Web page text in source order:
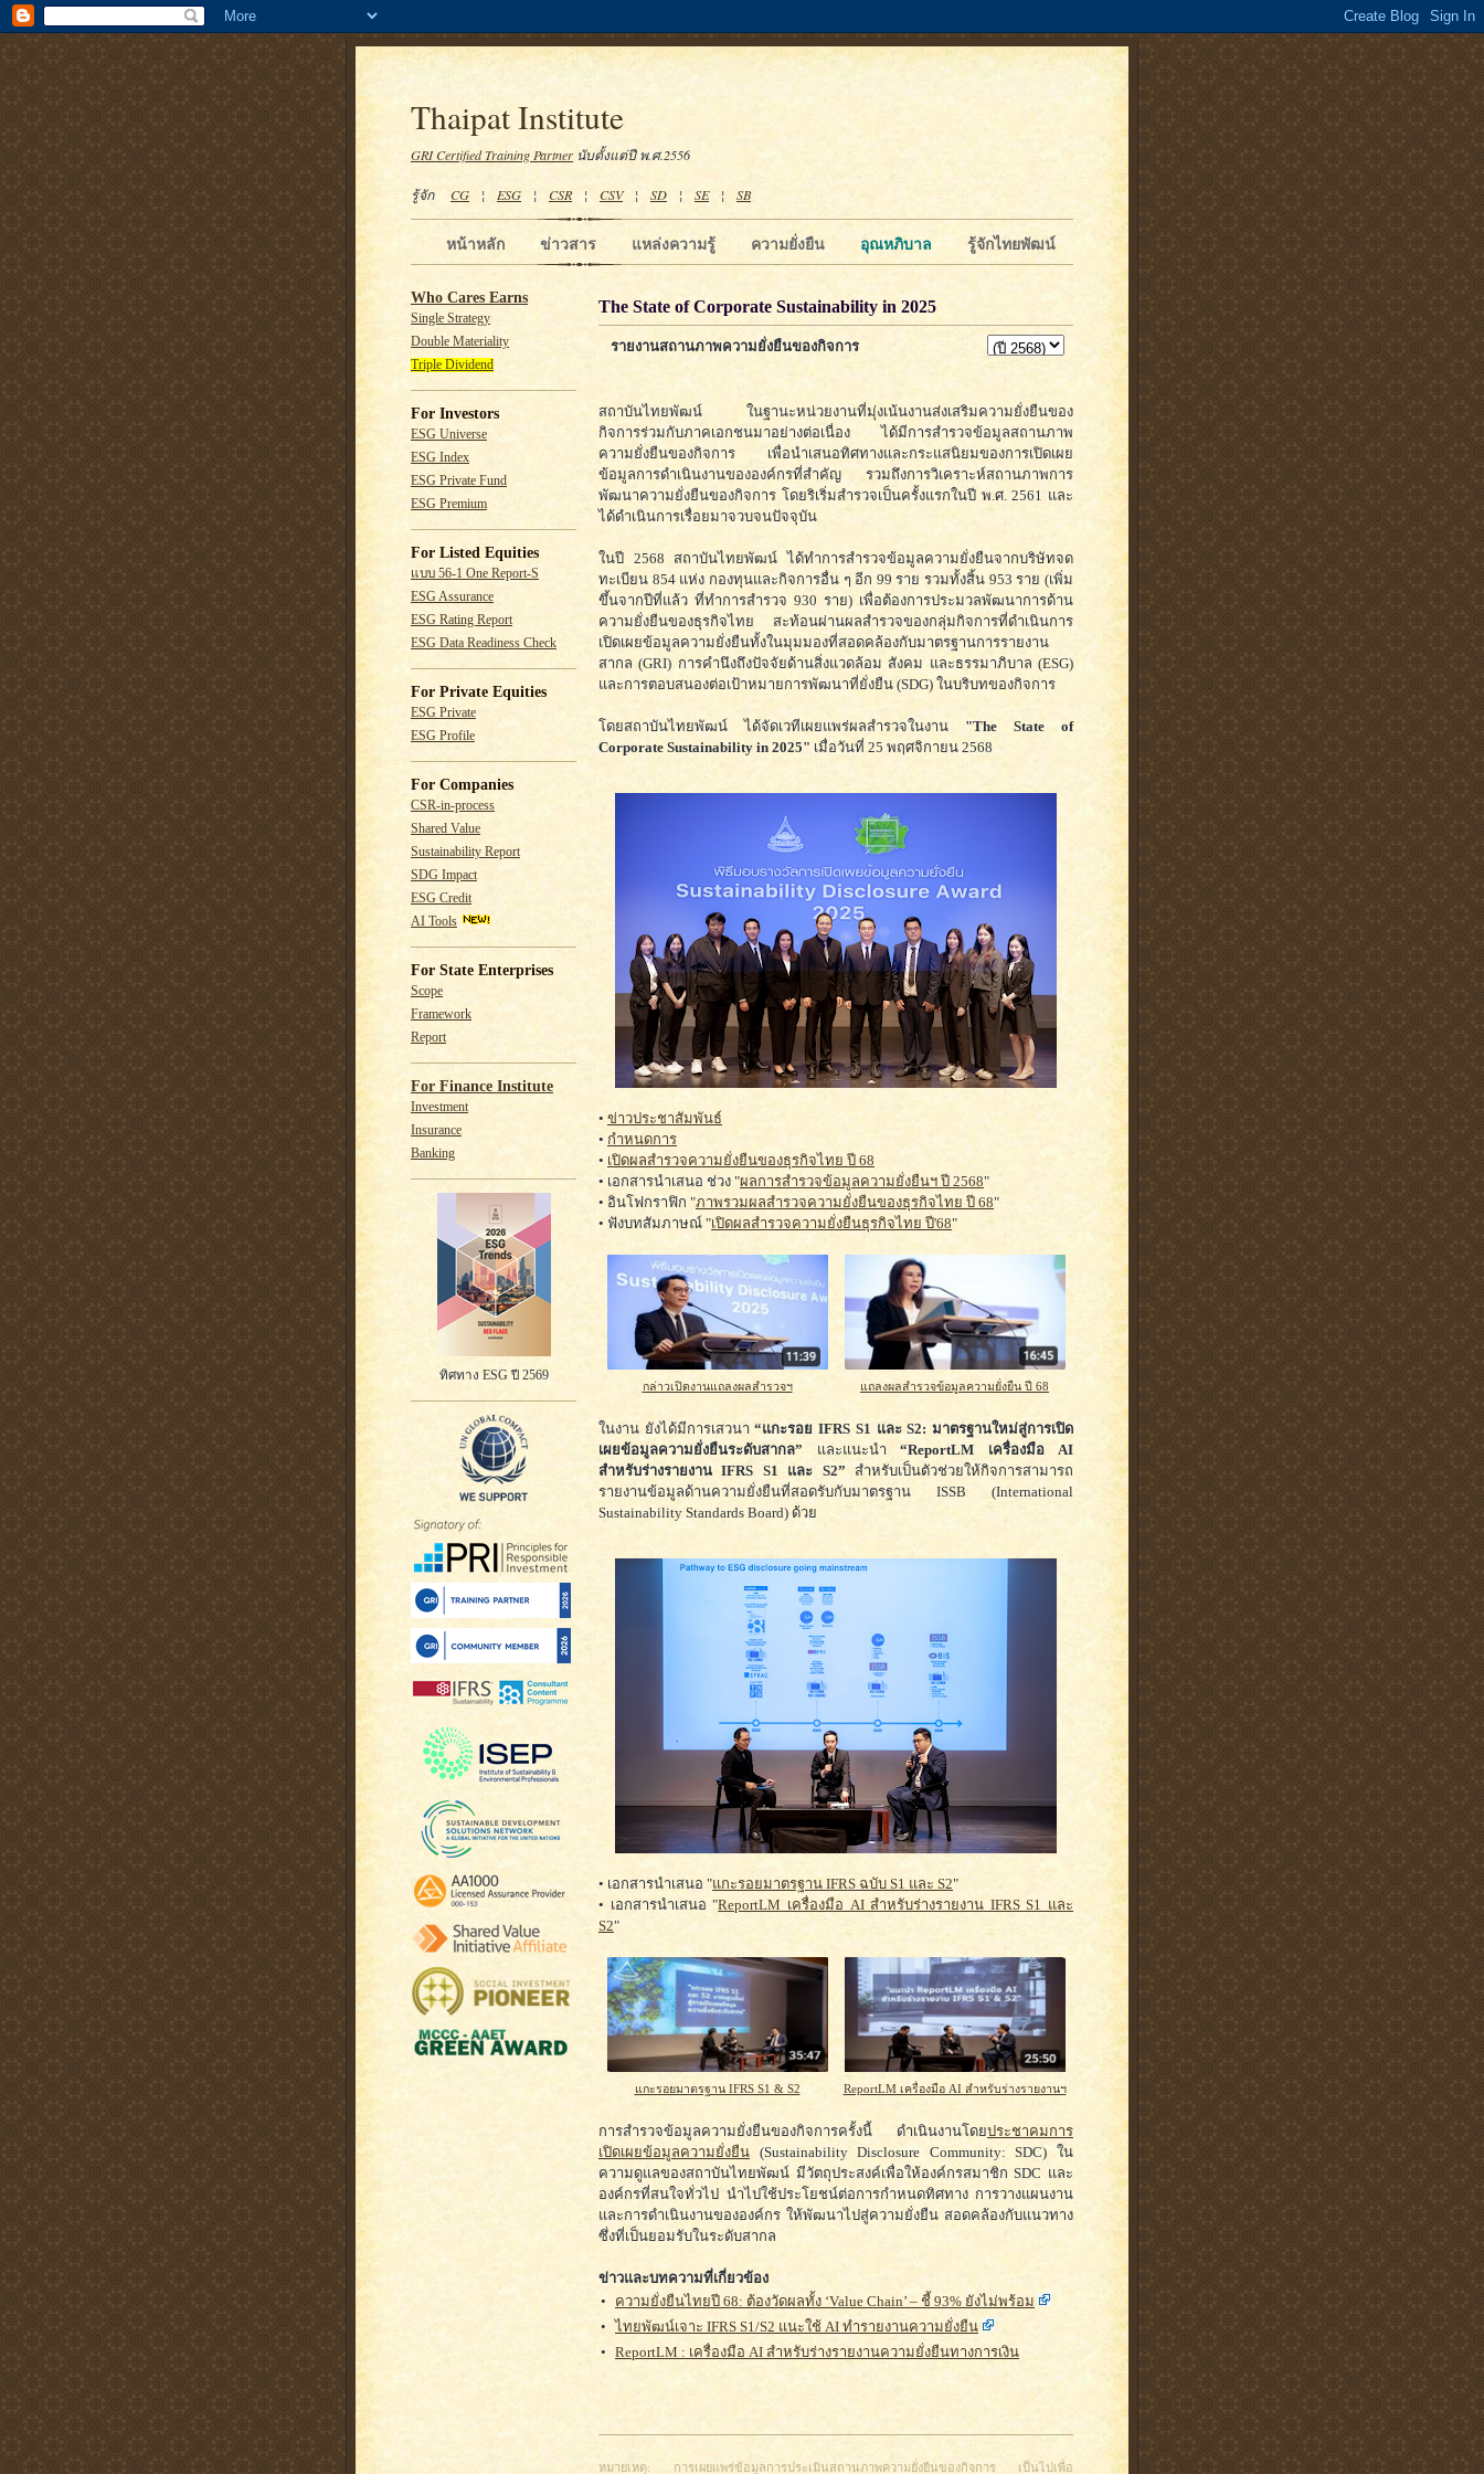
Thaipat Institute
GRI Certified Training Partner นับตั้งแต่ปี พ.ศ.2556
รู้จัก CG ¦ ESG ¦ CSR¦ CSV¦ SD ¦ SE¦ SB
รู้จักไทยพัฒน์
อุณหภิบาล
ความยั่งยืน
แหล่งความรู้
ข่าวสาร
หน้าหลัก
Who Cares Earns
Single Strategy
Double Materiality
Triple Dividend
For Investors
ESG Universe
ESG Index
ESG Private Fund
ESG Premium
For Listed Equities
แบบ 56-1 One Report-S
ESG Assurance
ESG Rating Report
ESG Data Readiness Check
For Private Equities
ESG Private
ESG Profile
For Companies
CSR-in-process
Shared Value
Sustainability Report
SDG Impact
ESG Credit
AI Tools
For State Enterprises
Scope
Framework
Report
For Finance Institute
Investment
Insurance
Banking
ทิศทาง ESG ปี 2569
The State of Corporate Sustainability in 2025
รายงานสถานภาพความยั่งยืนของกิจการ
สถาบันไทยพัฒน์ ในฐานะหน่วยงานที่มุ่งเน้นงานส่งเสริมความยั่งยืนของ
กิจการร่วมกับภาคเอกชนมาอย่างต่อเนื่อง ได้มีการสำรวจข้อมูลสถานภาพ
ความยั่งยืนของกิจการ เพื่อนำเสนอทิศทางและกระแสนิยมของการเปิดเผย
ข้อมูลการดำเนินงานขององค์กรที่สำคัญ รวมถึงการวิเคราะห์สถานภาพการ
พัฒนาความยั่งยืนของกิจการ โดยริเริ่มสำรวจเป็นครั้งแรกในปี พ.ศ. 2561 และ
ได้ดำเนินการเรื่อยมาจวบจนปัจจุบัน
ในปี 2568 สถาบันไทยพัฒน์ ได้ทำการสำรวจข้อมูลความยั่งยืนจากบริษัทจด
ทะเบียน 854 แห่ง กองทุนและกิจการอื่น ๆ อีก 99 ราย รวมทั้งสิ้น 953 ราย (เพิ่ม
ขึ้นจากปีที่แล้ว ที่ทำการสำรวจ 930 ราย) เพื่อต้องการประมวลพัฒนาการด้าน
ความยั่งยืนของธุรกิจไทย สะท้อนผ่านผลสำรวจของกลุ่มกิจการที่ดำเนินการ
เปิดเผยข้อมูลความยั่งยืนทั้งในมุมมองที่สอดคล้องกับมาตรฐานการรายงาน
สากล (GRI) การคำนึงถึงปัจจัยด้านสิ่งแวดล้อม สังคม และธรรมาภิบาล (ESG)
และการตอบสนองต่อเป้าหมายการพัฒนาที่ยั่งยืน (SDG) ในบริบทของกิจการ
โดยสถาบันไทยพัฒน์ ได้จัดเวทีเผยแพร่ผลสำรวจในงาน "The State of
Corporate Sustainability in 2025" เมื่อวันที่ 25 พฤศจิกายน 2568
• ข่าวประชาสัมพันธ์
• กำหนดการ
• เปิดผลสำรวจความยั่งยืนของธุรกิจไทย ปี 68
• เอกสารนำเสนอ ช่วง "ผลการสำรวจข้อมูลความยั่งยืนฯ ปี 2568"
• อินโฟกราฟิก "ภาพรวมผลสำรวจความยั่งยืนของธุรกิจไทย ปี 68"
• ฟังบทสัมภาษณ์ "เปิดผลสำรวจความยั่งยืนธุรกิจไทย ปี'68"
กล่าวเปิดงานแถลงผลสำรวจฯ แถลงผลสำรวจข้อมูลความยั่งยืน ปี 68
ในงาน ยังได้มีการเสวนา“แกะรอย IFRS S1 และ S2: มาตรฐานใหม่สู่การเปิด
เผยข้อมูลความยั่งยืนระดับสากล” และแนะนำ “ReportLM เครื่องมือ AI
สำหรับร่างรายงาน IFRS S1 และ S2” สำหรับเป็นตัวช่วยให้กิจการสามารถ
รายงานข้อมูลด้านความยั่งยืนที่สอดรับกับมาตรฐาน ISSB (International
Sustainability Standards Board) ด้วย
• เอกสารนำเสนอ "แกะรอยมาตรฐาน IFRS ฉบับ S1 และ S2"
• เอกสารนำเสนอ "ReportLM เครื่องมือ AI สำหรับร่างรายงาน IFRS S1 และ
S2"
แกะรอยมาตรฐาน IFRS S1 & S2 ReportLM เครื่องมือ AI สำหรับร่างรายงานฯ
การสำรวจข้อมูลความยั่งยืนของกิจการครั้งนี้ ดำเนินงานโดยประชาคมการ
เปิดเผยข้อมูลความยั่งยืน (Sustainability Disclosure Community: SDC) ใน
ความดูแลของสถาบันไทยพัฒน์ มีวัตถุประสงค์เพื่อให้องค์กรสมาชิก SDC และ
องค์กรที่สนใจทั่วไป นำไปใช้ประโยชน์ต่อการกำหนดทิศทาง การวางแผนงาน
และการดำเนินงานขององค์กร ให้พัฒนาไปสู่ความยั่งยืน สอดคล้องกับแนวทาง
ซึ่งที่เป็นยอมรับในระดับสากล
ข่าวและบทความที่เกี่ยวข้อง
•
ความยั่งยืนไทยปี 68: ต้องวัดผลทั้ง ‘Value Chain’ – ชี้ 93% ยังไม่พร้อม
• ไทยพัฒน์เจาะ IFRS S1/S2 แนะใช้ AI ทำรายงานความยั่งยืน
• ReportLM : เครื่องมือ AI สำหรับร่างรายงานความยั่งยืนทางการเงิน
หมายเหตุ: การเผยแพร่ข้อมูลการประเมินสถานภาพความยั่งยืนของกิจการ เป็นไปเพื่อ